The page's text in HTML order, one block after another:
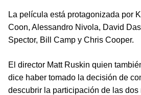
La película está protagonizada por
Coon, Alessandro Nivola, David
Spector, Bill Camp y Chris Cooper.
El director Matt Ruskin quien
dice haber tomado la decisión de
descubrir la participación de las